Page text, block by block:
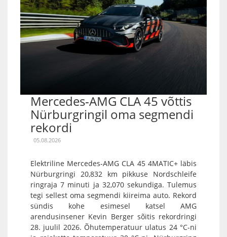
Mercedes-AMG CLA 45 võttis
Nürburgringil oma segmendi
rekordi
05.08.2026
Elektriline Mercedes-AMG CLA 45 4MATIC+ läbis
Nürburgringi 20,832 km pikkuse Nordschleife
ringraja 7 minuti ja 32,070 sekundiga. Tulemus
tegi sellest oma segmendi kiireima auto. Rekord
sündis kohe esimesel katsel AMG
arendusinsener Kevin Berger sõitis rekordringi
28. juulil 2026. Õhutemperatuur ulatus 24 °C-ni